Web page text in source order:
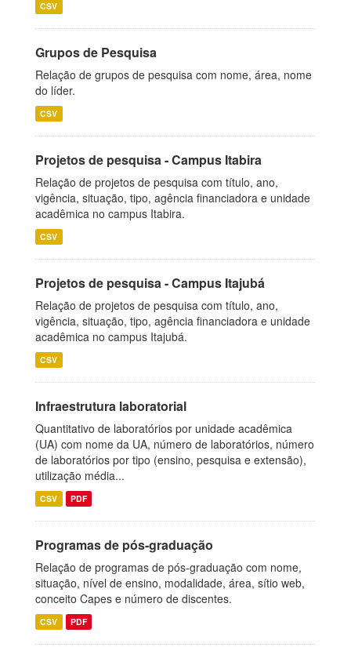
CSV
Grupos de Pesquisa
Relação de grupos de pesquisa com nome, área, nome
do líder.
CSV
Projetos de pesquisa - Campus Itabira
Relação de projetos de pesquisa com título, ano,
vigência, situação, tipo, agência financiadora e unidade
acadêmica no campus Itabira.
CSV
Projetos de pesquisa - Campus Itajubá
Relação de projetos de pesquisa com título, ano,
vigência, situação, tipo, agência financiadora e unidade
acadêmica no campus Itajubá.
CSV
Infraestrutura laboratorial
Quantitativo de laboratórios por unidade acadêmica
(UA) com nome da UA, número de laboratórios, número
de laboratórios por tipo (ensino, pesquisa e extensão),
utilização média...
CSV PDF
Programas de pós-graduação
Relação de programas de pós-graduação com nome,
situação, nível de ensino, modalidade, área, sítio web,
conceito Capes e número de discentes.
CSV PDF